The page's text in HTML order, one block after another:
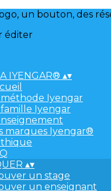
un bouton, des
éditer
IYENGAR® ▴▾
méthode Iyengar
famille Iyengar
marques Iyengar®
▴▾
un stage
un enseignant